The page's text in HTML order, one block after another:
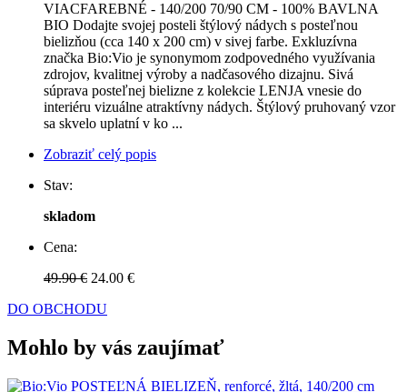
VIACFAREBNÉ - 140/200 70/90 CM - 100% BAVLNA
BIO Dodajte svojej posteli štýlový nádych s posteľnou
bielizňou (cca 140 x 200 cm) v sivej farbe. Exkluzívna
značka Bio:Vio je synonymom zodpovedného využívania
zdrojov, kvalitnej výroby a nadčasového dizajnu. Sivá
súprava posteľnej bielizne z kolekcie LENJA vnesie do
interiéru vizuálne atraktívny nádych. Štýlový pruhovaný vzor
sa skvelo uplatní v ko ...
Zobraziť celý popis
Stav:
skladom
Cena:
49.90 € 24.00 €
DO OBCHODU
Mohlo by vás zaujímať